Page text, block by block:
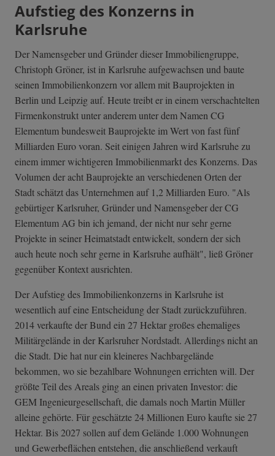
Aufstieg des Konzerns in
Karlsruhe
Der Namensgeber und Gründer dieser Immobiliengruppe,
Christoph Gröner, ist in Karlsruhe aufgewachsen und baute
seinen Immobilienkonzern vor allem mitBauprojekten in
Berlin und Leipzig auf. Heute treibt er in einem verschachtelten
Firmenkonstrukt unter anderem unter dem Namen CG
Elementum bundesweit Bauprojekte im Wert von fast fünf
Milliarden Euro voran. Seit einigen Jahren wird Karlsruhe zu
einem immer wichtigeren Immobilienmarkt des Konzerns. Das
Volumen der acht Bauprojekte an verschiedenen Orten der
Stadt schätzt das Unternehmen auf 1,2 Milliarden Euro. "Als
gebürtiger Karlsruher, Gründer und Namensgeber der CG
Elementum AG bin ich jemand, der nicht nur sehr gerne
Projekte in seiner Heimatstadt entwickelt, sondern der sich
auch heute noch sehr gerne in Karlsruhe aufhält", ließ Gröner
gegenüber Kontext ausrichten.
Der Aufstieg des Immobilienkonzerns in Karlsruhe ist
wesentlich auf eine Entscheidung der Stadt zurückzuführen.
2014 verkaufte der Bund ein 27 Hektar großes ehemaliges
Militärgelände in der Karlsruher Nordstadt. Allerdings nicht an
die Stadt. Die hat nur ein kleineres Nachbargelände
bekommen, wo sie bezahlbare Wohnungen errichten will. Der
größte Teil des Areals ging an einen privaten Investor: die
GEM Ingenieurgesellschaft, die damals noch Martin Müller
alleine gehörte. Für geschätzte 24 Millionen Euro kaufte sie 27
Hektar. Bis 2027 sollen auf dem Gelände 1.000 Wohnungen
und Gewerbeflächen entstehen, die anschließend verkauft